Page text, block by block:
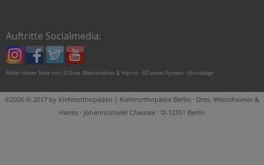
Auftritte Socialmedia:
Bilder dieser Seite von: © Dres. Weinsheimer & Harms · ©Damon-System · ©Invisalign ·
©2026 © 2017 by Kieferorthopäden | Kieferorthopädie Berlin · Dres. Weinsheimer &
Harms · Johannisthaler Chausee · D-12351 Berlin